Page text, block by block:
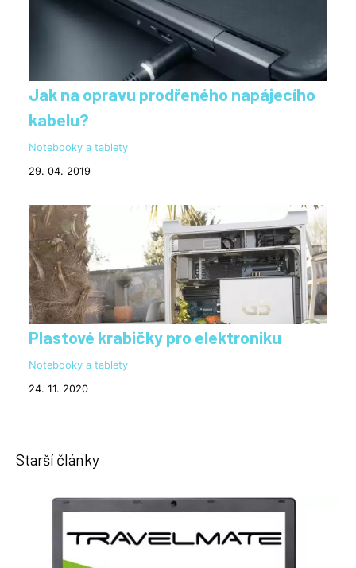
Jak na opravu prodřeného napájecího
kabelu?
Notebooky a tablety
29. 04. 2019
Plastové krabičky pro elektroniku
Notebooky a tablety
24. 11. 2020
Starší články